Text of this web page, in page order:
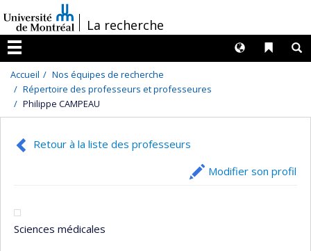
au
contenu
/La recherche
Menu
Liens
Langues
Accueil
Nos équipes de recherche
Répertoire des professeurs et professeures
Philippe CAMPEAU
Retour à la liste des professeurs
Modifier son profil
Sciences médicales